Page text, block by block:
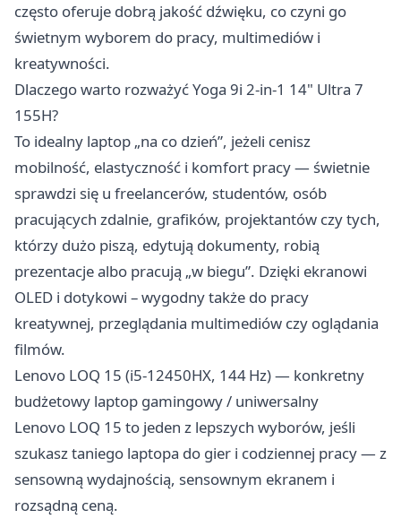
często oferuje dobrą jakość dźwięku, co czyni go
świetnym wyborem do pracy, multimediów i
kreatywności.
Dlaczego warto rozważyć Yoga 9i 2-in-1 14" Ultra 7
155H?
To idealny laptop „na co dzień”, jeżeli cenisz
mobilność, elastyczność i komfort pracy — świetnie
sprawdzi się u freelancerów, studentów, osób
pracujących zdalnie, grafików, projektantów czy tych,
którzy dużo piszą, edytują dokumenty, robią
prezentacje albo pracują „w biegu”. Dzięki ekranowi
OLED i dotykowi – wygodny także do pracy
kreatywnej, przeglądania multimediów czy oglądania
filmów.
Lenovo LOQ 15 (i5‑12450HX, 144 Hz) — konkretny
budżetowy laptop gamingowy / uniwersalny
Lenovo LOQ 15 to jeden z lepszych wyborów, jeśli
szukasz taniego laptopa do gier i codziennej pracy — z
sensowną wydajnością, sensownym ekranem i
rozsądną ceną.